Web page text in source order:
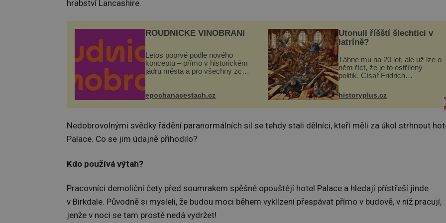
hrabství Lancashire.
ROUDNICKÉ VINOBRANÍ
Letos poprvé podle nového
konceptu – přímo v historickém
jádru města a pro všechny zcela
náměstí. Návštěvníci se mohou
epochanacestach.cz
Utonuli říšští šlechtici v
latríně?
Táhne mu na 20 let, ale už lze o
něm říct, že je to ostřílený
politik. Císař Fridrich
syna a dědice Jindřicha VI. do
Erfurtu, aby se stal
prostředníkem při řešení sporu
historyplus.cz
Nedobrovolnými svědky řádění paranormálních sil se tehdy stali dělníci, kteří měli za úkol strhnout
Palace. Co se jim údajně přihodilo?
Kdo používá výtah?
Pracovníci demoliční čety před soumrakem spěšně opouštějí hotel Palace a hledají přístřeší jinde
v Birkdale. Původně si mysleli, že budou moci během vyklízení přespávat přímo v budově, v níž pracují,
jenže v noci se tam prostě nedá vydržet!